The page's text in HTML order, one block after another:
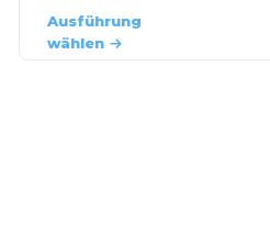
Ausführung
wählen